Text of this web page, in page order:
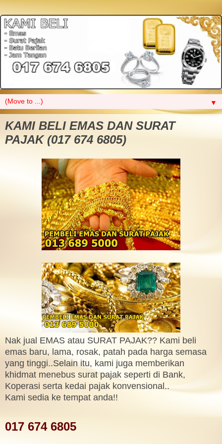
▼
KAMI BELI EMAS DAN SURAT
PAJAK (017 674 6805)
Nak jual EMAS atau SURAT PAJAK?? Kami beli
emas baru, lama, rosak, patah pada harga semasa
yang tinggi..Selain itu, kami juga memberikan
khidmat menebus surat pajak seperti di Bank,
Koperasi serta kedai pajak konvensional..
Kami sedia ke tempat anda!!
017 674 6805